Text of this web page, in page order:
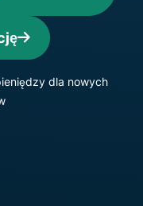
dla nowych